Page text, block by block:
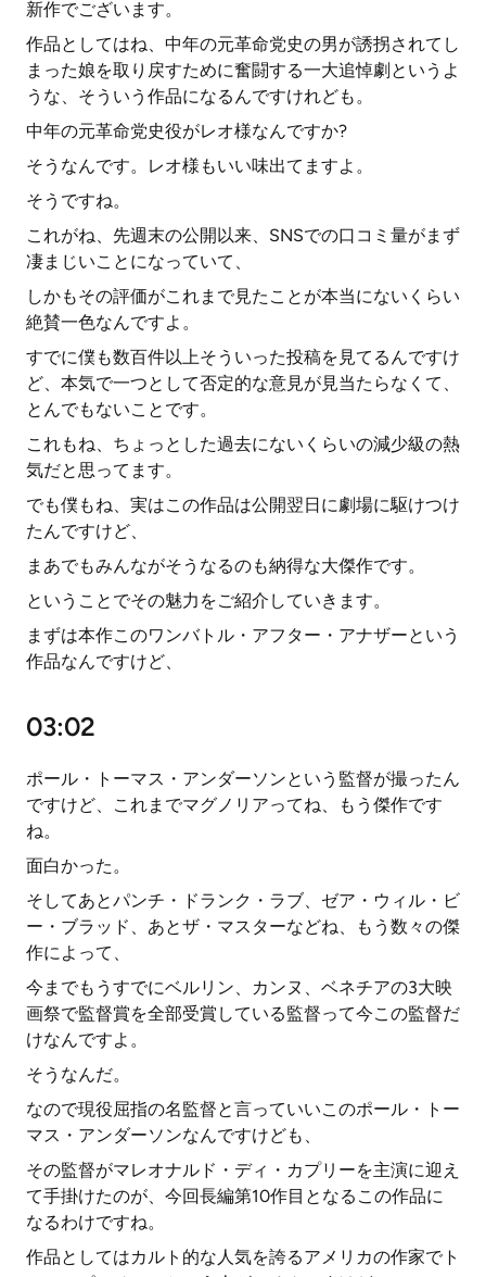
新作でございます。
作品としてはね、中年の元革命党史の男が誘拐されてし
まった娘を取り戻すために奮闘する一大追悼劇というよ
うな、そういう作品になるんですけれども。
中年の元革命党史役がレオ様なんですか?
そうなんです。レオ様もいい味出てますよ。
そうですね。
これがね、先週末の公開以来、SNSでの口コミ量がまず
凄まじいことになっていて、
しかもその評価がこれまで見たことが本当にないくらい
絶賛一色なんですよ。
すでに僕も数百件以上そういった投稿を見てるんですけ
ど、本気で一つとして否定的な意見が見当たらなくて、
とんでもないことです。
これもね、ちょっとした過去にないくらいの減少級の熱
気だと思ってます。
でも僕もね、実はこの作品は公開翌日に劇場に駆けつけ
たんですけど、
まあでもみんながそうなるのも納得な大傑作です。
ということでその魅力をご紹介していきます。
まずは本作このワンバトル・アフター・アナザーという
作品なんですけど、
03:02
ポール・トーマス・アンダーソンという監督が撮ったん
ですけど、これまでマグノリアってね、もう傑作です
ね。
面白かった。
そしてあとパンチ・ドランク・ラブ、ゼア・ウィル・ビ
ー・ブラッド、あとザ・マスターなどね、もう数々の傑
作によって、
今までもうすでにベルリン、カンヌ、ベネチアの3大映
画祭で監督賞を全部受賞している監督って今この監督だ
けなんですよ。
そうなんだ。
なので現役屈指の名監督と言っていいこのポール・トー
マス・アンダーソンなんですけども、
その監督がマレオナルド・ディ・カプリーを主演に迎え
て手掛けたのが、今回長編第10作目となるこの作品に
なるわけですね。
作品としてはカルト的な人気を誇るアメリカの作家でト